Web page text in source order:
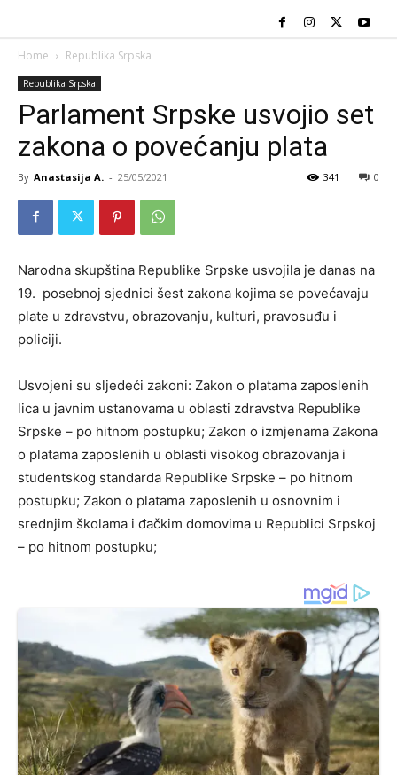
Home Republika Srpska
Republika Srpska
Parlament Srpske usvojio set
zakona o povećanju plata
By Anastasija A. - 25/05/2021 0
341
Narodna skupština Republike Srpske usvojila je danas na
19. posebnoj sjednici šest zakona kojima se povećavaju
plate u zdravstvu, obrazovanju, kulturi, pravosuđu i
policiji.
Usvojeni su sljedeći zakoni: Zakon o platama zaposlenih
lica u javnim ustanovama u oblasti zdravstva Republike
Srpske – po hitnom postupku; Zakon o izmjenama Zakona
o platama zaposlenih u oblasti visokog obrazovanja i
studentskog standarda Republike Srpske – po hitnom
postupku; Zakon o platama zaposlenih u osnovnim i
srednjim školama i đačkim domovima u Republici Srpskoj
– po hitnom postupku;